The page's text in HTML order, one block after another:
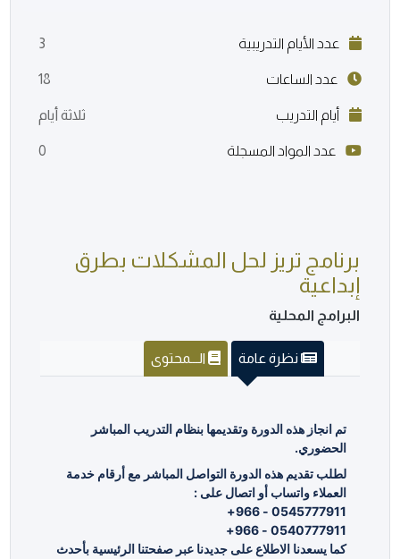
عدد الأيام التدريبية 3
عدد الساعات 18
أيام التدريب ثلاثة أيام
عدد المواد المسجلة 0
برنامج تريز لحل المشكلات بطرق
إبداعية
البرامج المحلية
نظرة عامة الـــمحتوى
تم انجاز هذه الدورة وتقديمها بنظام التدريب المباشر
الحضوري.
لطلب تقديم هذه الدورة التواصل المباشر مع أرقام خدمة
العملاء واتساب أو اتصال على :
0545777911 - 966+
0540777911 - 966+
كما يسعدنا الاطلاع على جديدنا عبر صفحتنا الرئيسية بأحدث